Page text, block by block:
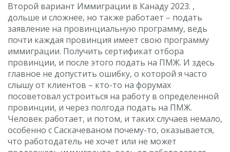
Второй вариант Иммиграции в Канаду 2023. ,
дольше и сложнее, но также работает – подать
заявление на провинциальную программу, ведь
почти каждая провинция имеет свою программу
иммиграции. Получить сертификат отбора
провинции, и после этого подать на ПМЖ. И здесь
главное не допустить ошибку, о которой я часто
слышу от клиентов – кто-то на форумах
посоветовал устроиться на работу в определенной
провинции, и через полгода подать на ПМЖ.
Человек работает, и потом, и таких случаев немало,
особенно с Саскачеваном почему-то, оказывается,
что работодатель не хочет или не может